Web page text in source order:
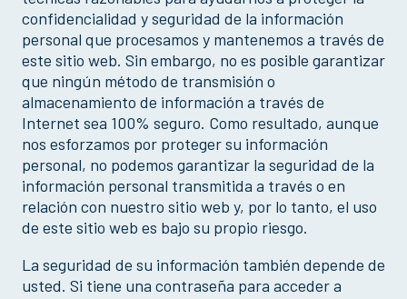
confidencialidad y seguridad de la información
personal que procesamos y mantenemos a través de
este sitio web. Sin embargo, no es posible garantizar
que ningún método de transmisión o
almacenamiento de información a través de
Internet sea 100% seguro. Como resultado, aunque
nos esforzamos por proteger su información
personal, no podemos garantizar la seguridad de la
información personal transmitida a través o en
relación con nuestro sitio web y, por lo tanto, el uso
de este sitio web es bajo su propio riesgo.
La seguridad de su información también depende de
usted. Si tiene una contraseña para acceder a